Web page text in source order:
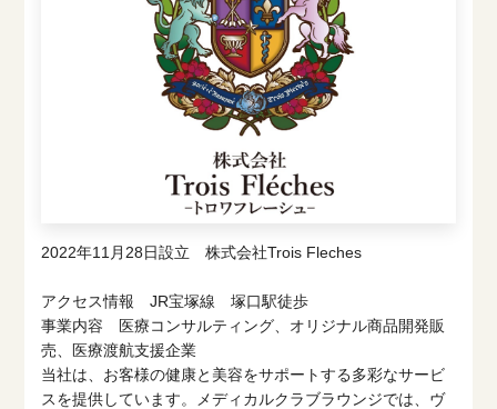
2022年11月28日設立 株式会社Trois Fleches
アクセス情報 JR宝塚線 塚口駅徒歩
事業内容 医療コンサルティング、オリジナル商品開発販
売、医療渡航支援企業
当社は、お客様の健康と美容をサポートする多彩なサービ
スを提供しています。メディカルクラブラウンジでは、ヴ